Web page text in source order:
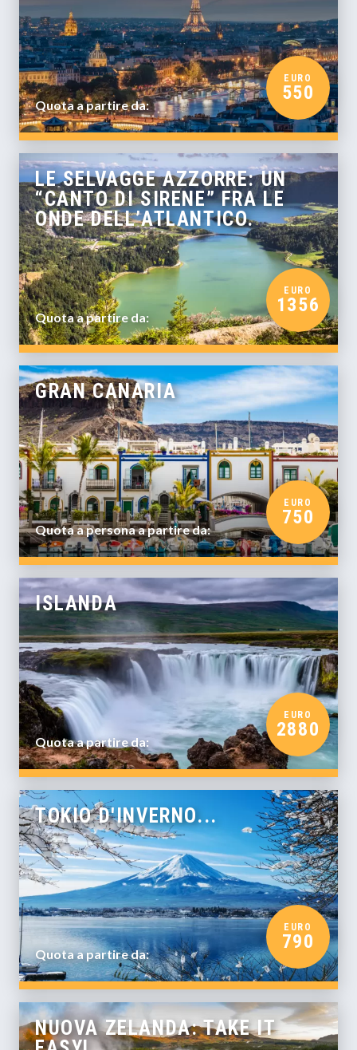
Quota a partire da:
EURO
550
LE SELVAGGE AZZORRE: UN
“CANTO DI SIRENE” FRA LE
ONDE DELL’ATLANTICO.
Quota a partire da:
EURO
1356
GRAN CANARIA
Quota a persona a partire da:
EURO
750
ISLANDA
Quota a partire da:
EURO
2880
TOKIO D'INVERNO...
Quota a partire da:
EURO
790
NUOVA ZELANDA: TAKE IT